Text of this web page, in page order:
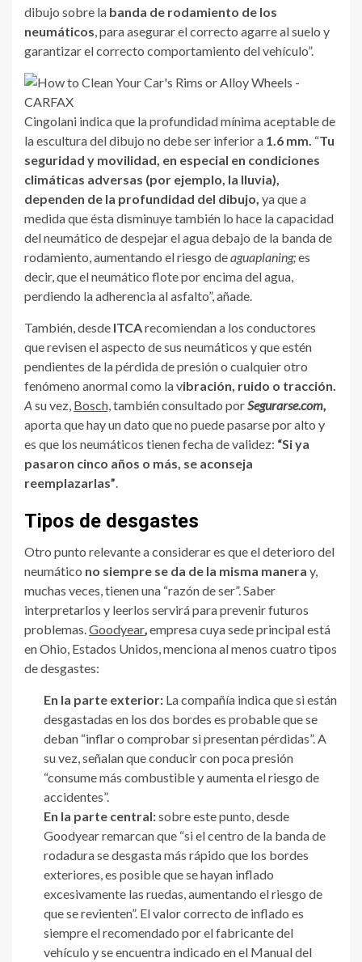
dibujo sobre la banda de rodamiento de los
neumáticos , para asegurar el correcto agarre al suelo y
garantizar el correcto comportamiento del vehículo”.
Cingolani indica que la profundidad mínima aceptable de
la escultura del dibujo no debe ser inferior a 1.6 mm. “Tu
seguridad y movilidad, en especial en condiciones
climáticas adversas (por ejemplo, la lluvia),
dependen de la profundidad del dibujo, ya que a
medida que ésta disminuye también lo hace la capacidad
del neumático de despejar el agua debajo de la banda de
rodamiento, aumentando el riesgo deaguaplaning;es
decir, que el neumático flote por encima del agua,
perdiendo la adherencia al asfalto”, añade.
También, desde ITCArecomiendan a los conductores
que revisen el aspecto de sus neumáticos y que estén
pendientes de la pérdida de presión o cualquier otro
fenómeno anormal como la vibración, ruido o tracción.
A su vez, Bosch, también consultado porSegurarse.com,
aporta que hay un dato que no puede pasarse por alto y
es que los neumáticos tienen fecha de validez: “Si ya
pasaron cinco años o más, se aconseja
reemplazarlas”
Tipos de desgastes
Otro punto relevante a considerar es que el deterioro del
neumático no siempre se da de la misma manera y,
muchas veces, tienen una “razón de ser”. Saber
interpretarlos y leerlos servirá para prevenir futuros
problemas. Goodyear,empresa cuya sede principal está
en Ohio, Estados Unidos, menciona al menos cuatro tipos
de desgastes:
En la parte exterior: La compañía indica que si están
desgastadas en los dos bordes es probable que se
deban “inflar o comprobar si presentan pérdidas”. A
su vez, señalan que conducir con poca presión
“consume más combustible y aumenta el riesgo de
accidentes”.
En la parte central:sobre este punto, desde
Goodyear remarcan que “si el centro de la banda de
rodadura se desgasta más rápido que los bordes
exteriores, es posible que se hayan inflado
excesivamente las ruedas, aumentando el riesgo de
que se revienten”. El valor correcto de inflado es
siempre el recomendado por el fabricante del
vehículo y se encuentra indicado en el Manual del